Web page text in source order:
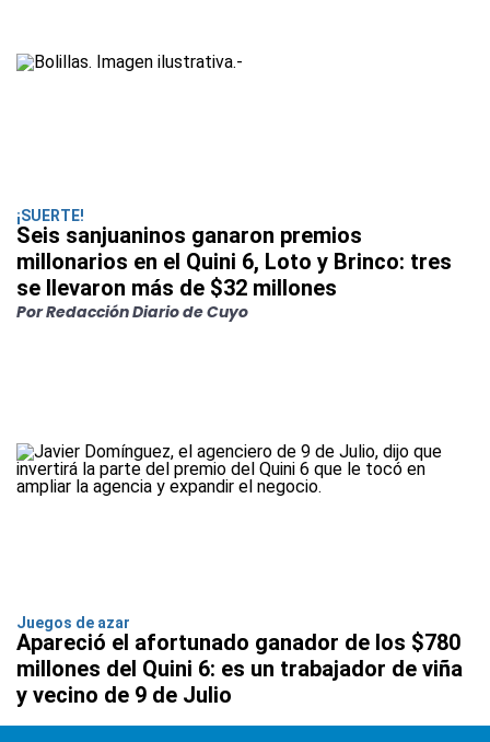
¡SUERTE!
Seis sanjuaninos ganaron premios
millonarios en el Quini 6, Loto y Brinco: tres
se llevaron más de $32 millones
Por Redacción Diario de Cuyo
Juegos de azar
Apareció el afortunado ganador de los $780
millones del Quini 6: es un trabajador de viña
y vecino de 9 de Julio